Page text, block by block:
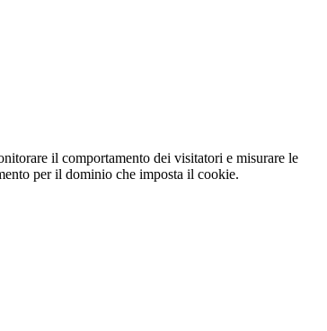
il comportamento dei visitatori e misurare le
per il dominio che imposta il cookie.